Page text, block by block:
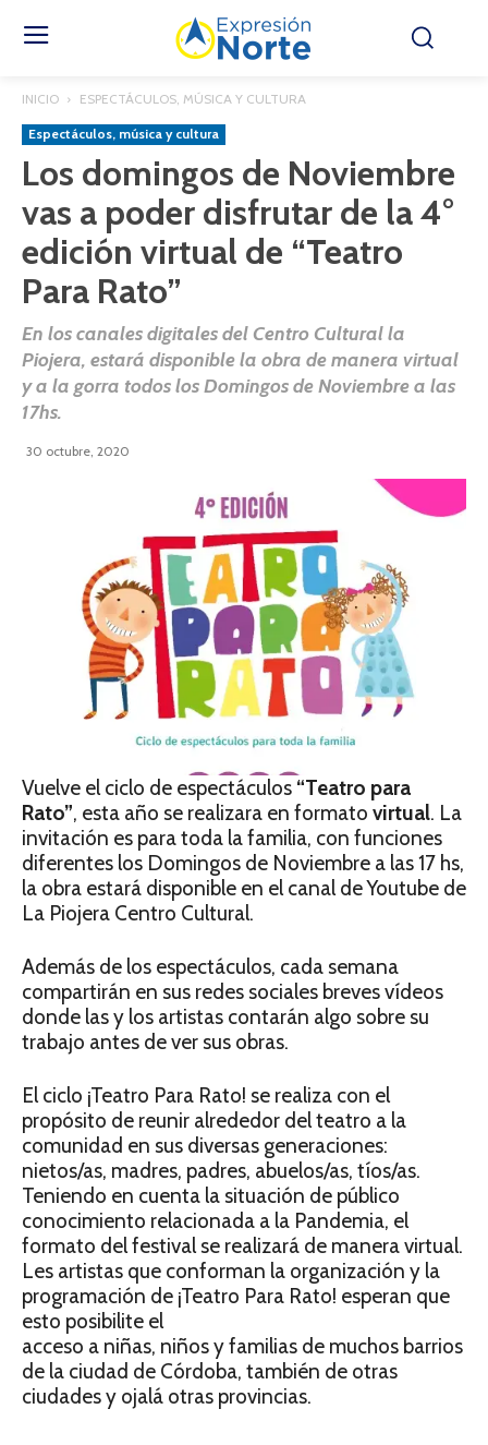
INICIO ESPECTÁCULOS, MÚSICA Y CULTURA
Espectáculos, música y cultura
Los domingos de Noviembre
vas a poder disfrutar de la 4°
edición virtual de “Teatro
Para Rato”
En los canales digitales del Centro Cultural la
Piojera, estará disponible la obra de manera virtual
y a la gorra todos los Domingos de Noviembre a las
17hs.
30 octubre, 2020
Vuelve el ciclo de espectáculos “Teatro para
Rato”, esta año se realizara en formato virtual. La
invitación es para toda la familia, con funciones
diferentes los Domingos de Noviembre a las 17 hs,
la obra estará disponible en el canal de Youtube de
La Piojera Centro Cultural.
Además de los espectáculos, cada semana
compartirán en sus redes sociales breves vídeos
donde las y los artistas contarán algo sobre su
trabajo antes de ver sus obras.
El ciclo ¡Teatro Para Rato! se realiza con el
propósito de reunir alrededor del teatro a la
comunidad en sus diversas generaciones:
nietos/as, madres, padres, abuelos/as, tíos/as.
Teniendo en cuenta la situación de público
conocimiento relacionada a la Pandemia, el
formato del festival se realizará de manera virtual.
Les artistas que conforman la organización y la
programación de ¡Teatro Para Rato! esperan que
esto posibilite el
acceso a niñas, niños y familias de muchos barrios
de la ciudad de Córdoba, también de otras
ciudades y ojalá otras provincias.